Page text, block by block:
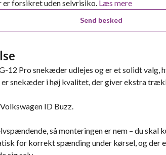
er forsikret uden selvrisiko. Læs mere
Send besked
12 Pro snekæder udlejes og er et solidt valg,
snekæder i høj kvalitet, der giver ekstra
ID Buzz.
så monteringen er nem – du
for korrekt spænding under kørsel, og